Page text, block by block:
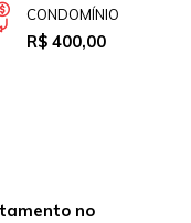
CONDOMÍNIO
R$ 400,00
no